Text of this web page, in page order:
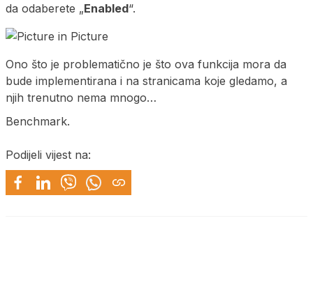
da odaberete „Enabled“.
Ono što je problematično je što ova funkcija mora da
bude implementirana i na stranicama koje gledamo, a
njih trenutno nema mnogo…
Benchmark.
Podijeli vijest na: